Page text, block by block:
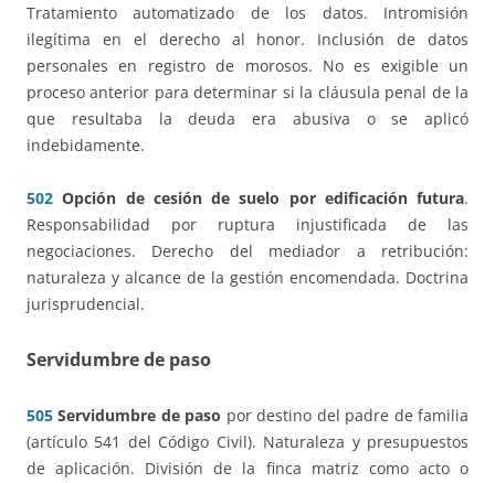
Tratamiento automatizado de los datos. Intromisión
ilegítima en el derecho al honor. Inclusión de datos
personales en registro de morosos. No es exigible un
proceso anterior para determinar si la cláusula penal de la
que resultaba la deuda era abusiva o se aplicó
indebidamente.
502 Opción de cesión de suelo por edificación futura.
Responsabilidad por ruptura injustificada de las
negociaciones. Derecho del mediador a retribución:
naturaleza y alcance de la gestión encomendada. Doctrina
jurisprudencial.
Servidumbre de paso
505 Servidumbre de paso por destino del padre de familia
(artículo 541 del Código Civil). Naturaleza y presupuestos
de aplicación. División de la finca matriz como acto o